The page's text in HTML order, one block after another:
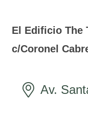
El Edificio The
c/Coronel
Av.